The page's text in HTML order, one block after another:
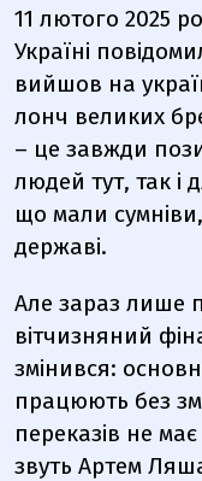
11 лютого 2025
Україні
вийшов на
лонч великих
– це завжди
людей тут, так і
що мали
державі.
Але зараз лише
вітчизняний
змінився:
працюють без
переказів не
звуть Артем